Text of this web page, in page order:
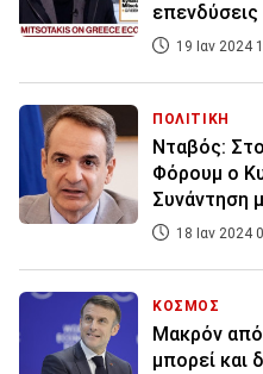
19 Ιαν 2024
ΠΟΛΙΤΙΚΗ
Νταβός:
Φόρουμ ο
Συνάντηση
18 Ιαν 2024
ΚΟΣΜΟΣ
Mακρόν
μπορεί και